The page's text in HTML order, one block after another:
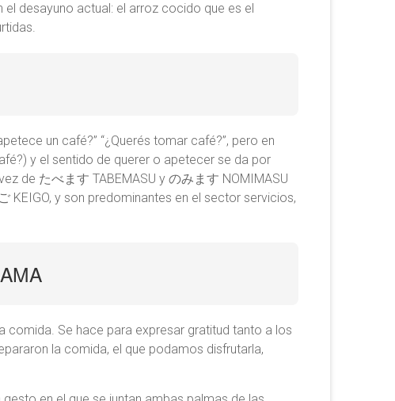
desayuno actual: el arroz cocido que es el
un café?” “¿Querés tomar café?”, pero en
y el sentido de querer o apetecer se da por
de たべます TABEMASU y のみます NOMIMASU
KEIGO, y son predominantes en el sector servicios,
comida. Se hace para expresar gratitud tanto a los
la comida, el que podamos disfrutarla,